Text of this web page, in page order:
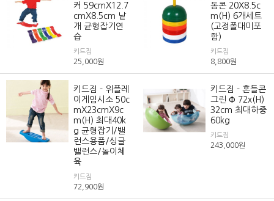
커 59cmX12.7
cmX8.5cm 낱
개 균형잡기연
습
키드짐
25,000원
돔콘 20X8.5c
m(H) 6개세트
(고정폴대미포
함)
키드짐
8,800원
키드짐 - 위플레
이게임시소 50c
mX23cmX9c
m(H) 최대40k
g 균형잡기/밸
런스용품/싱글
밸런스/놀이체
육
키드짐
72,900원
키드짐 - 흔들콘
그린 Φ 72x(H)
32cm 최대하중
60kg
키드짐
243,000원